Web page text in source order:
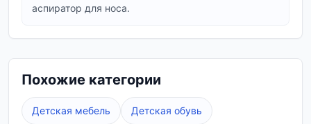
Средства и аксессуары для
ухода
множество процедур, для которых необходимы
специальные средства и аксессуары. В нашем
каталоге вы найдете:
аспиратор для носа.
Похожие категории
Детская мебель Детская обувь